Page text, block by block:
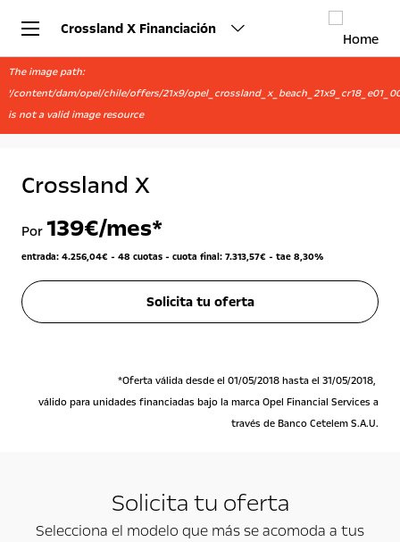
Crossland X Financiación
The image path:
'/content/dam/opel/chile/offers/21x9/
is not a valid image resource
Crossland X
Por 139€/mes*
entrada: 4.256,04€ - 48 cuotas - cuota final: 7.313,57€ - tae 8,30%
Solicita tu oferta
*Oferta válida desde el 01/05/2018 hasta el 31/05/2018,
válido para unidades financiadas bajo la marca Opel Financial Services a
través de Banco Cetelem S.A.U.
Solicita tu oferta
Selecciona el modelo que más se acomoda a tus